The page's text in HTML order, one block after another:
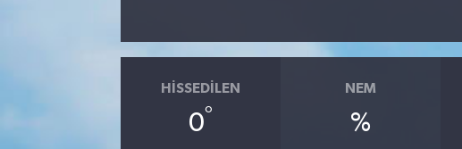
HISSEDILEN
0°
NEM
%